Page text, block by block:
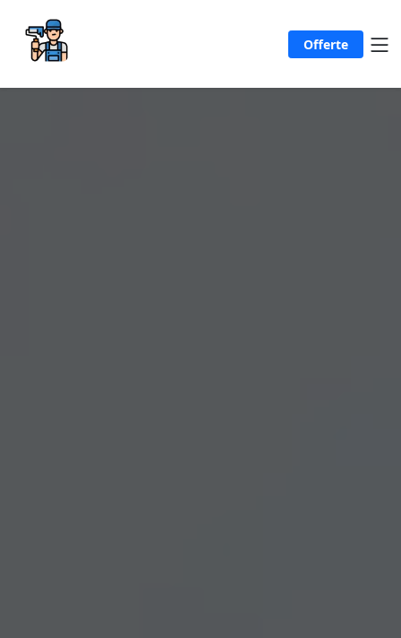
Offerte